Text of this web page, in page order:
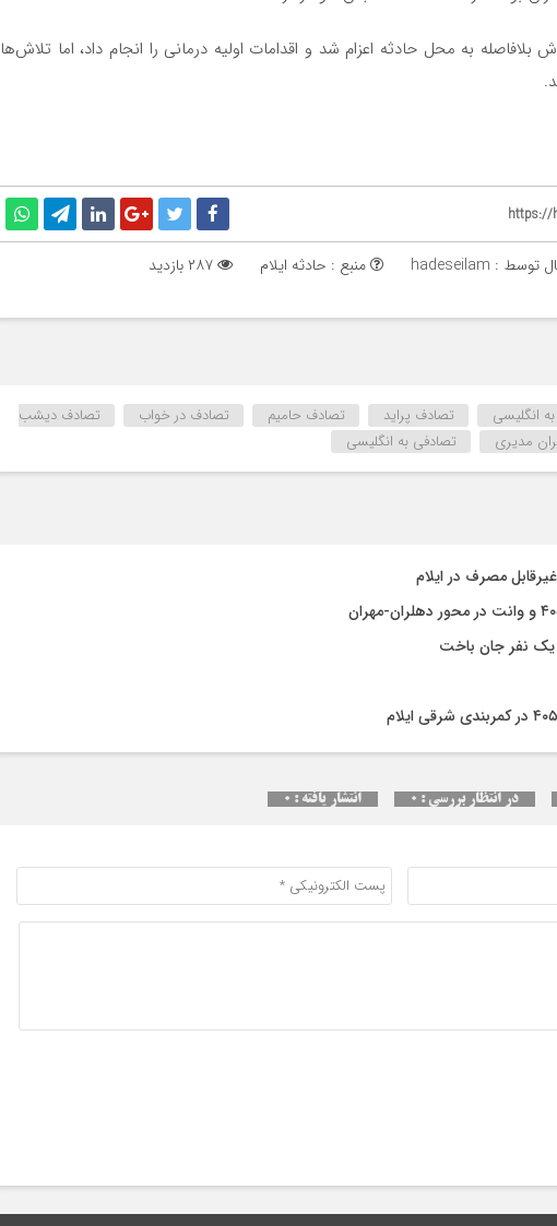
به محل حادثه اعزام شد و اقدامات اولیه درمانی را انجام داد، اما تلاش‌ها
https://
توسط : hadeseilam منبع : حادثه ایلام
انگلیسی تصادف پراید تصادف حامیم تصادف در خواب
تصادف دیشب
مدیری تصادفی به انگلیسی
در انتظار بررسی : ۰ انتشار یافته : ۰